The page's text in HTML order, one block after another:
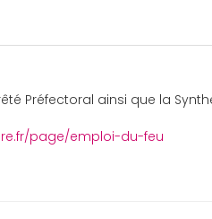
Préfectoral ainsi que la
page/emploi-du-feu